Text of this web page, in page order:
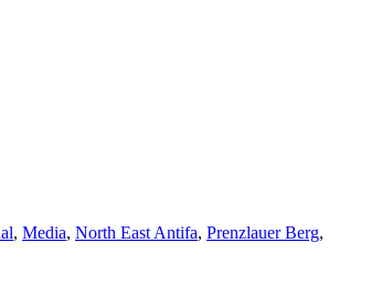
, Media, North East Antifa, Prenzlauer Berg,